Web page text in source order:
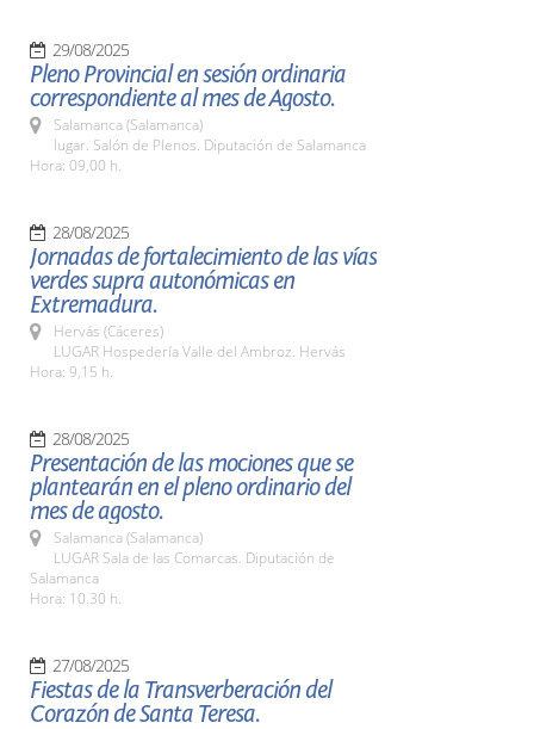
29/08/2025
Pleno Provincial en sesión ordinaria
correspondiente al mes de Agosto.
Salamanca (Salamanca)
lugar. Salón de Plenos. Diputación de Salamanca
Hora: 09,00 h.
28/08/2025
Jornadas de fortalecimiento de las vías
verdes supra autonómicas en
Extremadura.
Hervás (Cáceres)
LUGAR Hospedería Valle del Ambroz. Hervás
Hora: 9,15 h.
28/08/2025
Presentación de las mociones que se
plantearán en el pleno ordinario del
mes de agosto.
Salamanca (Salamanca)
LUGAR Sala de las Comarcas. Diputación de
Salamanca
Hora: 10.30 h.
27/08/2025
Fiestas de la Transverberación del
Corazón de Santa Teresa.